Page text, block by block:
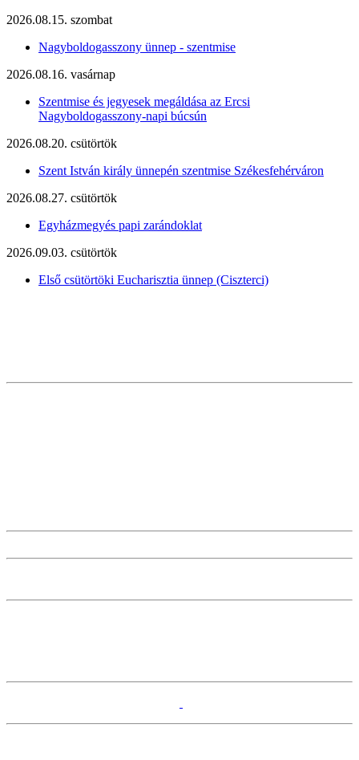
2026.08.15. szombat
Nagyboldogasszony ünnep - szentmise
2026.08.16. vasárnap
Szentmise és jegyesek megáldása az Ercsi
Nagyboldogasszony-napi búcsún
2026.08.20. csütörtök
Szent István király ünnepén szentmise Székesfehérváron
2026.08.27. csütörtök
Egyházmegyés papi zarándoklat
2026.09.03. csütörtök
Első csütörtöki Eucharisztia ünnep (Ciszterci)